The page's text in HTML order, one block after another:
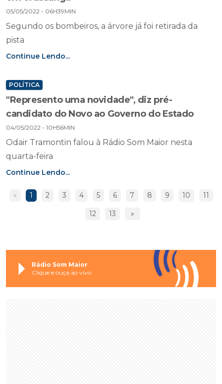
05/05/2022 - 06H39MIN
Segundo os bombeiros, a árvore já foi retirada da
pista
Continue Lendo...
POLÍTICA
"Represento uma novidade", diz pré-
candidato do Novo ao Governo do Estado
04/05/2022 - 10H56MIN
Odair Tramontin falou à Rádio Som Maior nesta
quarta-feira
Continue Lendo...
« 1 2 3 4 5 6 7 8 9 10 11
12 13 »
Rádio Som Maior
Clique e ouça ao vivo